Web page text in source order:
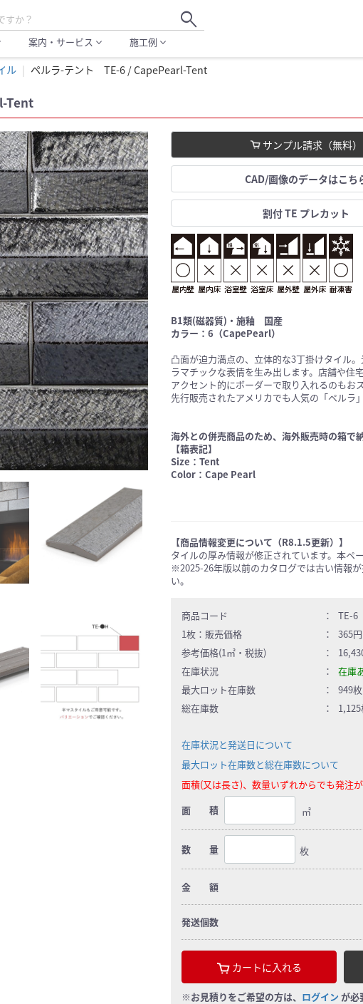
search
案内・サービス expand_more 施工例 expand_more
ル ペルラ-テント TE-6 / CapePearl-Tent
Tent
サンプル請求（無料）
CAD/画像のデータはこち
割付 TE プレカット
B1類(磁器質)・施釉 国産
カラー：6（CapePearl）
凸面が迫力満点の、立体的な3丁掛けタイル
ラマチックな表情を生み出します。店舗や住
アクセント的にボーダーで取り入れるのもお
先行販売されたアメリカでも人気の「ペルラ
海外との併売商品のため、海外販売時の箱で
【箱表記】
Size：Tent
Color：Cape Pearl
【商品情報変更について（R8.1.5更新）】
タイルの厚み情報が修正されています。本ペ
※2025-26年版以前のカタログでは古い情報
い。
商品コード ：
TE-6
1枚： 販売価格 ： 365円
参考価格(1㎡・税抜) ：
在庫状況
：
在庫
最大ロット在庫数
：
総在庫数
：
在庫状況と発送日について
最大ロット在庫数と総在庫数について
面積(又は長さ)、数量いずれからでも発注が
面 積
㎡
数 量 枚
金 額
発送個数
カートに入れる
※お見積りをご希望の方は、 ログイン が必